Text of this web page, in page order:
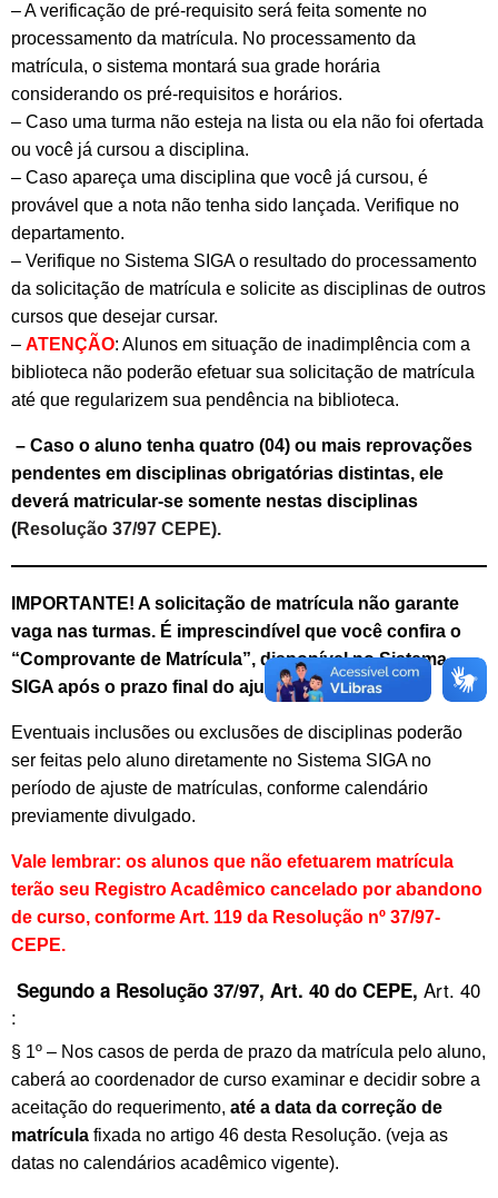
– A verificação de pré-requisito será feita somente no
processamento da matrícula. No processamento da
matrícula, o sistema montará sua grade horária
considerando os pré-requisitos e horários.
– Caso uma turma não esteja na lista ou ela não foi ofertada
ou você já cursou a disciplina.
– Caso apareça uma disciplina que você já cursou, é
provável que a nota não tenha sido lançada. Verifique no
departamento.
– Verifique no Sistema SIGA o resultado do processamento
da solicitação de matrícula e solicite as disciplinas de outros
cursos que desejar cursar.
– ATENÇÃO: Alunos em situação de inadimplência com a
biblioteca não poderão efetuar sua solicitação de matrícula
até que regularizem sua pendência na biblioteca.
– Caso o aluno tenha quatro (04) ou mais reprovações
pendentes em disciplinas obrigatórias distintas, ele
deverá matricular-se somente nestas disciplinas
(Resolução 37/97 CEPE).
IMPORTANTE! A solicitação de matrícula não garante
vaga nas turmas. É imprescindível que você confira o
“Comprovante de Matrícula”, disponível no Sistema
SIGA após o prazo final do ajuste de matrículas.
Eventuais inclusões ou exclusões de disciplinas poderão
ser feitas pelo aluno diretamente no Sistema SIGA no
período de ajuste de matrículas, conforme calendário
previamente divulgado.
Vale lembrar: os alunos que não efetuarem matrícula
terão seu Registro Acadêmico cancelado por abandono
de curso, conforme Art. 119 da Resolução nº 37/97-
CEPE.
Segundo a Resolução 37/97, Art. 40 do CEPE, Art. 40
:
§ 1º – Nos casos de perda de prazo da matrícula pelo aluno,
caberá ao coordenador de curso examinar e decidir sobre a
aceitação do requerimento, até a data da correção de
matrícula fixada no artigo 46 desta Resolução. (veja as
datas no calendários acadêmico vigente).